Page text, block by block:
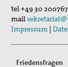
05. Sep 2026
Musik für
tel+49 30
mail
Impressum |
Friedensfragen